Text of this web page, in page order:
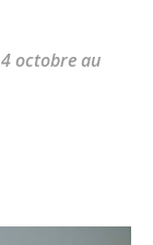
octobre au